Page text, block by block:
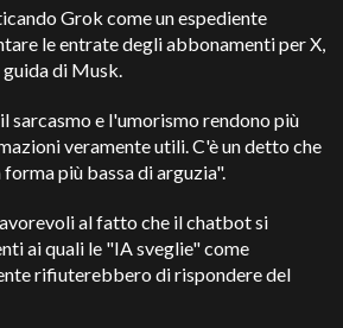
Grok come un espediente
le entrate degli abbonamenti per X,
di Musk.
sarcasmo e l'umorismo rendono più
veramente utili. C'è un detto che
più bassa di arguzia".
al fatto che il chatbot si
ai quali le "IA sveglie" come
rifiuterebbero di rispondere del